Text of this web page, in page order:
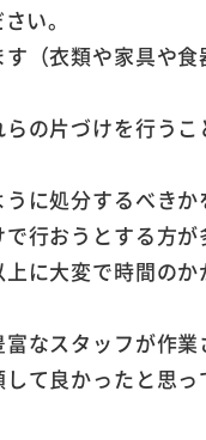
い。
（衣類や家具や食
の片づけを行うこ
に処分するべきか
行おうとする方が
に大変で時間のか
なスタッフが作業
て良かったと思っ